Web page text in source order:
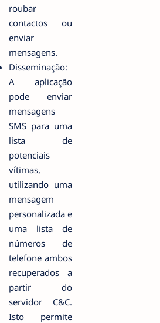
roubar
contactos ou
enviar
mensagens.
Disseminação:
A aplicação
pode enviar
mensagens
SMS para uma
lista de
potenciais
vítimas,
utilizando uma
mensagem
personalizada e
uma lista de
números de
telefone ambos
recuperados a
partir do
servidor C&C.
Isto permite